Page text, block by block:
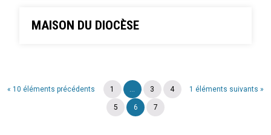
MAISON DU DIOCÈSE
« 10 éléments précédents 1 éléments suivants »
1 ... 3 4
5 6 7